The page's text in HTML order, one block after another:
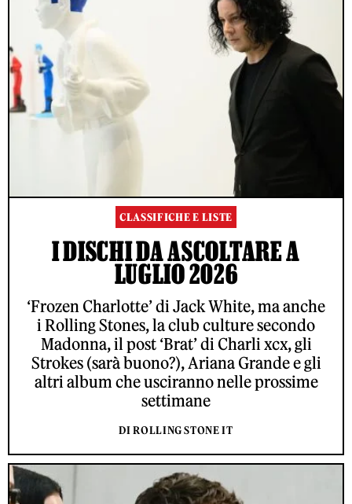
CLASSIFICHE E LISTE
I DISCHI DA ASCOLTARE A
LUGLIO 2026
‘Frozen Charlotte’ di Jack White, ma anche
i Rolling Stones, la club culture secondo
Madonna, il post ‘Brat’ di Charli xcx, gli
Strokes (sarà buono?), Ariana Grande e gli
altri album che usciranno nelle prossime
settimane
DI ROLLING STONE IT